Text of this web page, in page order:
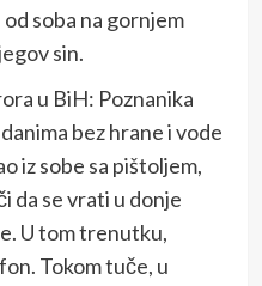
soba na gornjem
sin.
u BiH: Poznanika
bez hrane i vode
iz sobe sa pištoljem,
da se vrati u donje
U tom trenutku,
Tokom tuče, u